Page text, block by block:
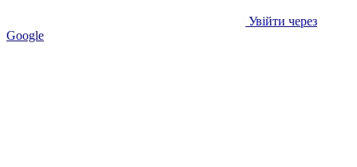
Увійти через
Google